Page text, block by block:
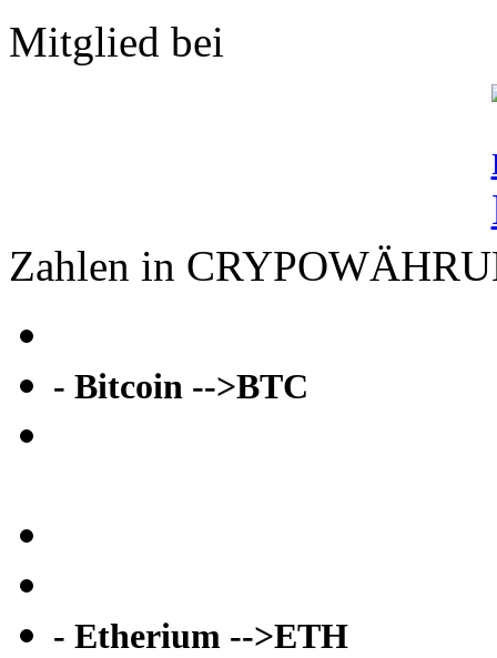
Mitglied bei
Zahlen in
- Bitcoin -->BTC
- Etherium -->ETH